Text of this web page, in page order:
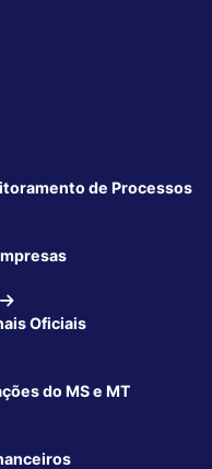
de Processos
Oficiais
do MS e MT